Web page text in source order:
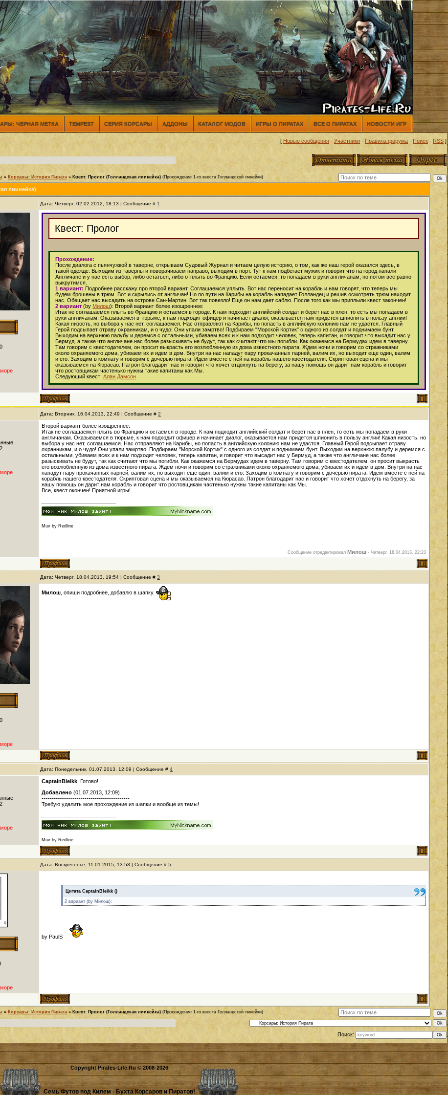
ЧЕРНАЯ МЕТКА TEMPEST СЕРИЯ КОРСАРЫ АДДОНЫ КАТАЛОГ МОДОВ ИГРЫ О ПИРАТАХ ВСЕ О ПИРАТАХ НОВОСТИ ИГР
[ Новые сообщения · Участники · Правила форума · Поиск · RSS]
» Корсары: История Пирата » Квест: Пролог (Голландская лиинейка) (Прохождение 1-го квеста Голландской линейки)
лиинейка)
Дата: Четверг, 02.02.2012, 18:13 | Сообщение # 1
Квест: Пролог
Прохождение:
После диалога с пьянчужкой в таверне, открываем Судовый Журнал и читаем целую историю, о том, как же наш герой оказался здесь, в
такой одежде. Выходим из таверны и поворачиваем направо, выходим в порт. Тут к нам подбегает мужик и говорит что на город напали
Англичане и у нас есть выбор, либо остаться, либо отплыть во Францию. Если остаемся, то попадаем в руки англичанам, но потом все равно
выкрутимся.
1 вариант: Подробнее расскажу про второй вариант. Соглашаемся уплыть. Вот нас переносит на корабль и нам говорят, что теперь мы
будем брошены в трюм. Вот и скрылись от англичан! Но по пути на Карибы на корабль нападает Голландец и решив осмотреть трюм находит
нас. Обещает нас высадить на острове Сан-Мартин. Вот так повезло! Еще он нам дает саблю. После того как мы приплыли квест закончен!
2 вариант (by Милош): Второй вариант более изощреннее:
Итак не соглашаемся плыть во Францию и остаемся в городе. К нам подходит английский солдат и берет нас в плен, то есть мы попадаем в
руки англичанам. Оказываемся в тюрьме, к нам подходит офицер и начинает диалог, оказывается нам придется шпионить в пользу англии!
Какая низость, но выбора у нас нет, соглашаемся. Нас отправляют на Карибы, но попасть в английскую колонию нам не удастся. Главный
Герой подсыпает отраву охранникам, и о чудо! Они упали замртво! Подбираем "Морской Кортик" с одного из солдат и поднимаем бунт.
Выходим на верхнюю палубу и деремся с остальными, убиваем всех и к нам подходит человек, теперь капитан, и говорит что высадит нас у
Бермуд, а также что англичане нас более разыскивать не будут, так как считают что мы погибли. Как окажемся на Бермудах идем в таверну.
Там говорим с квестодателем, он просит выкрасть его возлюбленную из дома известного пирата. Ждем ночи и говорим со стражниками
около охраняемого дома, убиваем их и идем в дом. Внутри на нас нападут пару прокачанных парней, валим их, но выходит еще один, валим
и его. Заходим в комнату и говорим с дочерью пирата. Идем вместе с ней на корабль нашего квестодателя. Скриптовая сцена и мы
оказываемся на Кюрасао. Патрон благодарит нас и говорит что хочет отдохнуть на берегу, за нашу помощь он дарит нам корабль и говорит
что ростовщикам частенько нужны такие капитаны как Мы.
Следующий квест:Алан Дамсон
Дата: Вторник, 16.04.2013, 22:49 | Сообщение #2
Второй вариант более изощреннее:
Итак не соглашаемся плыть во Францию и остаемся в городе. К нам подходит английский солдат и берет нас в плен, то есть мы попадаем в руки
англичанам. Оказываемся в тюрьме, к нам подходит офицер и начинает диалог, оказывается нам придется шпионить в пользу англии! Какая низость, но
выбора у нас нет, соглашаемся. Нас отправляют на Карибы, но попасть в английскую колонию нам не удастся. Главный Герой подсыпает отраву
охранникам, и о чудо! Они упали замртво! Подбираем "Морской Кортик" с одного из солдат и поднимаем бунт. Выходим на верхнюю палубу и деремся с
остальными, убиваем всех и к нам подходит человек, теперь капитан, и говорит что высадит нас у Бермуд, а также что англичане нас более
разыскивать не будут, так как считают что мы погибли. Как окажемся на Бермудах идем в таверну. Там говорим с квестодателем, он просит выкрасть
его возлюбленную из дома известного пирата. Ждем ночи и говорим со стражниками около охраняемого дома, убиваем их и идем в дом. Внутри на нас
нападут пару прокачанных парней, валим их, но выходит еще один, валим и его. Заходим в комнату и говорим с дочерью пирата. Идем вместе с ней на
корабль нашего квестодателя. Скриптовая сцена и мы оказываемся на Кюрасао. Патрон благодарит нас и говорит что хочет отдохнуть на берегу, за
нашу помощь он дарит нам корабль и говорит что ростовщикам частенько нужны такие капитаны как Мы.
Все, квест окончен! Приятной игры!
Muv by Redline
Сообщение отредактировал Милош -Четверг, 18.04.2013, 22:23
Дата: Четверг, 18.04.2013, 19:54 | Сообщение #3
Милош , опиши подробнее, добавлю в шапку.
Дата: Понедельник, 01.07.2013, 12:09 | Сообщение #4
CaptainBleikk , Готово!
Добавлено (01.07.2013, 12:09)
---------------------------------------------
Требую удалить мое прохождение из шапки и вообще из темы!
Muv by Redline
Дата: Воскресенье, 11.01.2015, 13:53 | Сообщение #5
Цитата CaptainBleikk ()
2 вариант (by Милош):
by PaulS
» Корсары: История Пирата » Квест: Пролог (Голландская лиинейка) (Прохождение 1-го квеста Голландской линейки)
Поиск:
Copyright Pirates-Life.Ru © 2008-2026
Семь Футов под Килем - Бухта Корсаров и Пиратов!